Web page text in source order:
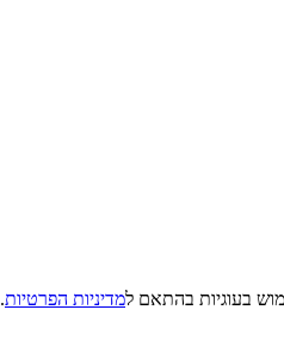
מדיניות הפרטיות.